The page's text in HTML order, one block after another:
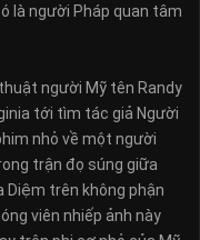
là người Pháp quan tâm
người Mỹ tên Randy
tới tìm tác giả Người
nhỏ về một người
trận đọ súng giữa
Diệm trên không phận
viên nhiếp ảnh này